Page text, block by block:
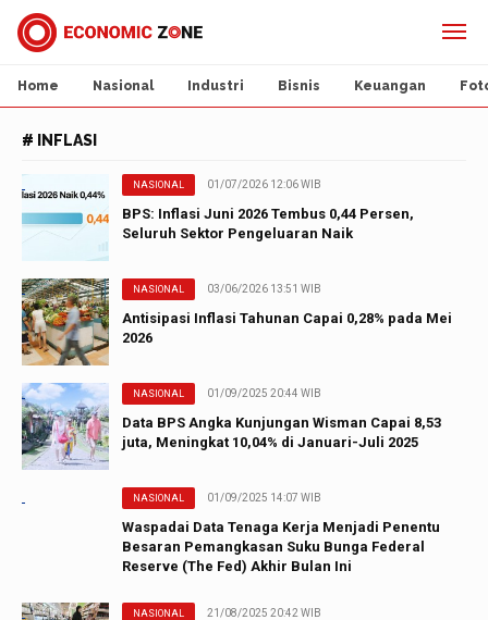
Home Nasional Industri Bisnis Keuangan
# INFLASI
NASIONAL 01/07/2026 12:06 WIB
BPS: Inflasi Juni 2026 Tembus 0,44 Persen,
Seluruh Sektor Pengeluaran Naik
NASIONAL 03/06/2026 13:51 WIB
Antisipasi Inflasi Tahunan Capai 0,28% pada Mei
2026
NASIONAL 01/09/2025 20:44 WIB
Data BPS Angka Kunjungan Wisman Capai 8,53
juta, Meningkat 10,04% di Januari-Juli 2025
NASIONAL 01/09/2025 14:07 WIB
Waspadai Data Tenaga Kerja Menjadi Penentu
Besaran Pemangkasan Suku Bunga Federal
Reserve (The Fed) Akhir Bulan Ini
NASIONAL 21/08/2025 20:42 WIB